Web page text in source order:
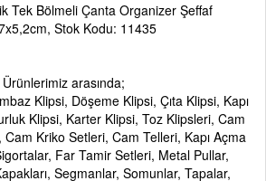
Tek Bölmeli Çanta Organizer Şeffaf
Stok Kodu: 11435
Ürünlerimiz arasında;
Klipsi, Döşeme Klipsi, Çıta Klipsi, Kapı
Klipsi, Karter Klipsi, Toz Klipsleri, Cam
Kriko Setleri, Cam Telleri, Kapı Açma
Far Tamir Setleri, Metal Pullar,
Segmanlar, Somunlar, Tapalar,